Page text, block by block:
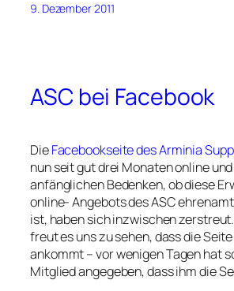
9. Dezember 2011
ASC bei Facebook
DieFacebookseite des Arminia
nun seit gut drei Monaten online
anfänglichen Bedenken, ob diese
online- Angebots des ASC
ist, haben sich inzwischen
freut es uns zu sehen, dass die
ankommt – vor wenigen Tagen hat
Mitglied angegeben, dass ihm die